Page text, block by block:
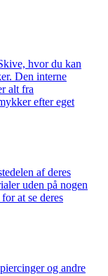
hvor du kan
Den interne
alt fra
efter eget
af deres
uden på nogen
at se deres
og andre